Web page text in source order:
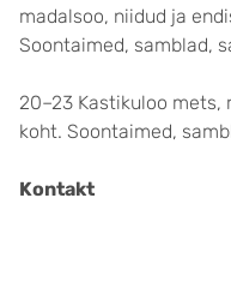
madalsoo, niidud ja
Soontaimed, samblad,
20–23 Kastikuloo
koht. Soontaimed,
Kontakt